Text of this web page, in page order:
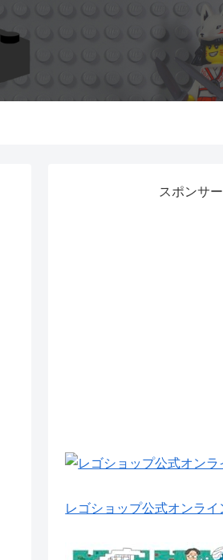
スポンサ
レゴショップ公式オンライ